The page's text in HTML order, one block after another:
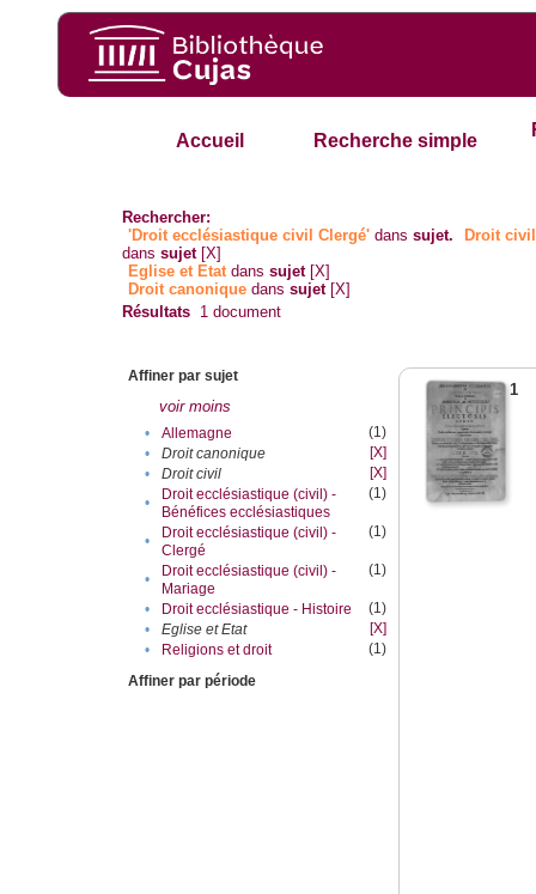
Accueil Recherche simple
Rechercher:
'Droit ecclésiastique civil Clergé' danssujet.
Droit civil
danssujet [X]
Eglise et Etatdanssujet [X]
Droit canonique danssujet [X]
Résultats 1 document
Affiner par sujet
voir moins
• Allemagne
(1)
•
Droit canonique
[X]
•
Droit civil
[X]
•
Droit ecclésiastique (civil) -
Bénéfices ecclésiastiques
(1)
•
Droit ecclésiastique (civil) -
Clergé
(1)
•
Droit ecclésiastique (civil) -
Mariage
(1)
• Droit ecclésiastique - Histoire
(1)
•
Eglise et Etat
[X]
•
Religions et droit
(1)
Affiner par période
1